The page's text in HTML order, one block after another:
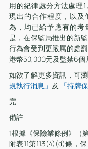
用的紀律處分方法處理
現出的合作程度，以及
為，均已給予應有的考
是，在保監局推出的新
行為會受到更嚴厲的處
港幣50,000元及監禁6個
如欲了解更多資訊，可
規執行消息」 及 「持牌
完
備註:
1根據《保險業條例》（
附表11第113(4)(d)條，